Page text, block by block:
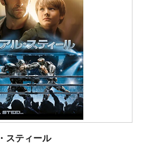
スティール